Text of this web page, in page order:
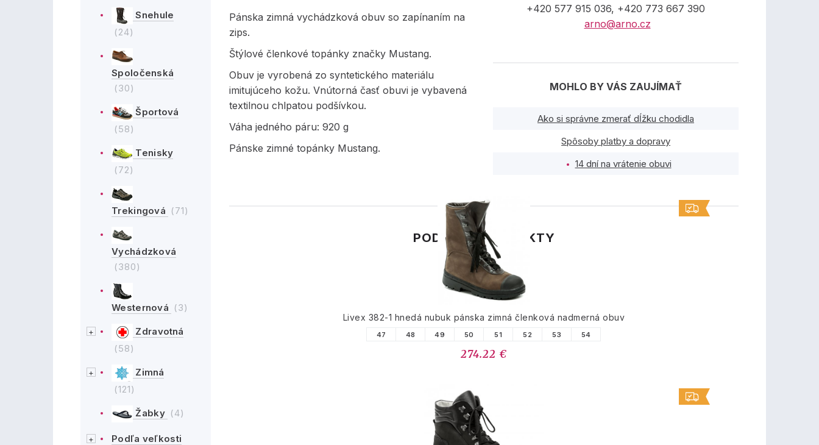
Snehule
(24)
Spoločenská
(30)
Športová
(58)
Tenisky
(72)
Trekingová (71)
Vychádzková
(380)
Westernová (3)
Zdravotná
(58)
Zimná
(121)
Žabky (4)
Podľa veľkosti
Pánska zimná vychádzková obuv so zapínaním na
zips.
Štýlové členkové topánky značky Mustang.
Obuv je vyrobená zo syntetického materiálu
imitujúceho kožu. Vnútorná časť obuvi je vybavená
textilnou chlpatou podšívkou.
Váha jedného páru: 920 g
Pánske zimné topánky Mustang.
+420 577 915 036, +420 773 667 390
arno@arno.cz
MOHLO BY VÁS ZAUJÍMAŤ
Ako si správne zmerať dĺžku chodidla
Spôsoby platby a dopravy
14 dní na vrátenie obuvi
PODOBNÉ PRODUKTY
Livex 382-1 hnedá nubuk pánska zimná členková nadmerná obuv
47 48 49 50 51 52 53 54
274.22 €